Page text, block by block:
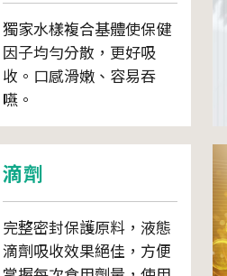
獨家水樣複合基體使保健
因子均勻分散，更好吸
收。口感滑嫩、容易吞
嚥。
滴劑
完整密封保護原料，液態
滴劑吸收效果絕佳，方便